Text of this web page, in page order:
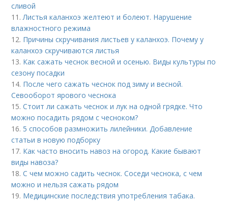
сливой
11.Листья каланхоэ желтеют и болеют. Нарушение
влажностного режима
12. Причины скручивания листьев у каланхоэ. Почему у
каланхоэ скручиваются листья
13. Как сажать чеснок весной и осенью. Виды культуры по
сезону посадки
14. После чего сажать чеснок под зиму и весной.
Севооборот ярового чеснока
15.Стоит ли сажать чеснок и лук на одной грядке. Что
можно посадить рядом с чесноком?
16. 5 способов размножить лилейники. Добавление
статьи в новую подборку
17. Как часто вносить навоз на огород. Какие бывают
виды навоза?
18.С чем можно садить чеснок. Соседи чеснока, с чем
можно и нельзя сажать рядом
19. Медицинские последствия употребления табака.